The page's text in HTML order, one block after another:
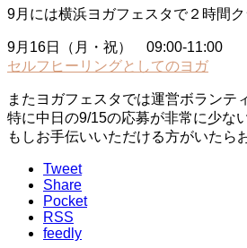
9月には横浜ヨガフェスタで２時間
9月16日（月・祝） 09:00-11:00
セルフヒーリングとしてのヨガ
またヨガフェスタでは運営ボランテ
特に中日の9/15の応募が非常に少な
もしお手伝いいただける方がいたら
Tweet
Share
Pocket
RSS
feedly